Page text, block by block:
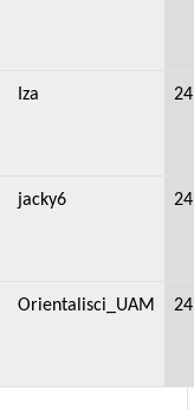
Iza 24
jacky6 24
Orientalisci_UAM 24